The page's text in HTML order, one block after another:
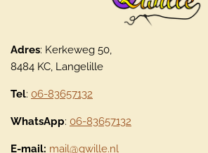
Adres: Kerkeweg 50,
8484 KC, Langelille
Tel: 06-83657132
WhatsApp: 06-83657132
E-mail: mail@qwille.nl